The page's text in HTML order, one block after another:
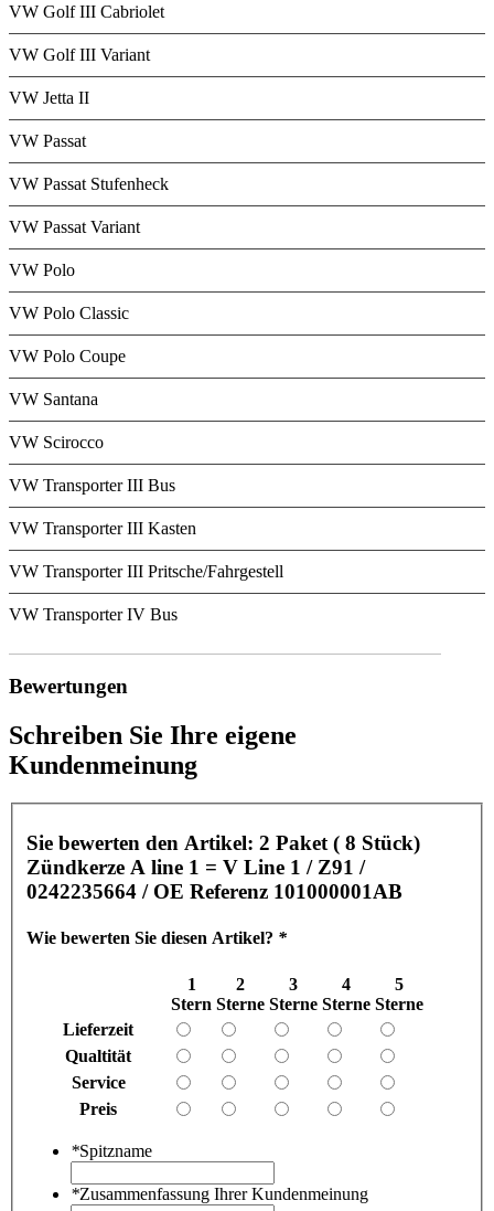
VW Golf III Cabriolet
VW Golf III Variant
VW Jetta II
VW Passat
VW Passat Stufenheck
VW Passat Variant
VW Polo
VW Polo Classic
VW Polo Coupe
VW Santana
VW Scirocco
VW Transporter III Bus
VW Transporter III Kasten
VW Transporter III Pritsche/Fahrgestell
VW Transporter IV Bus
Bewertungen
Schreiben Sie Ihre eigene
Kundenmeinung
Sie bewerten den Artikel: 2 Paket ( 8 Stück)
Zündkerze A line 1 = V Line 1 / Z91 /
0242235664 / OE Referenz 101000001AB
Wie bewerten Sie diesen Artikel? *
1
Stern
2
Sterne
3
Sterne
4
Sterne
5
Sterne
Lieferzeit
Qualtität
Service
Preis
*Spitzname
*Zusammenfassung Ihrer Kundenmeinung